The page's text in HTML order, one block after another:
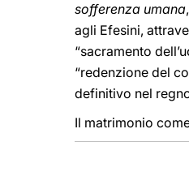
sofferenza umana
agli Efesini,
“sacramento
“redenzione del
definitivo nel
Il matrimonio